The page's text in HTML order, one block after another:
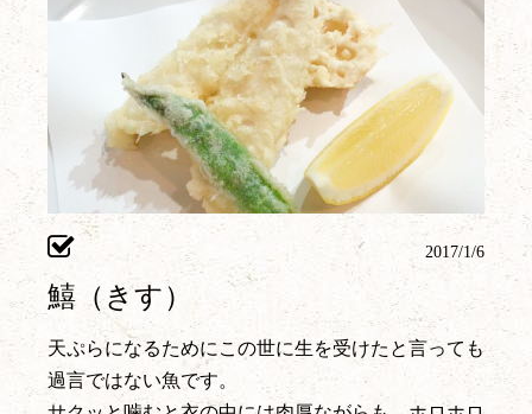
2017/1/6
鱚（きす）
天ぷらになるためにこの世に生を受けたと言っても
過言ではない魚です。